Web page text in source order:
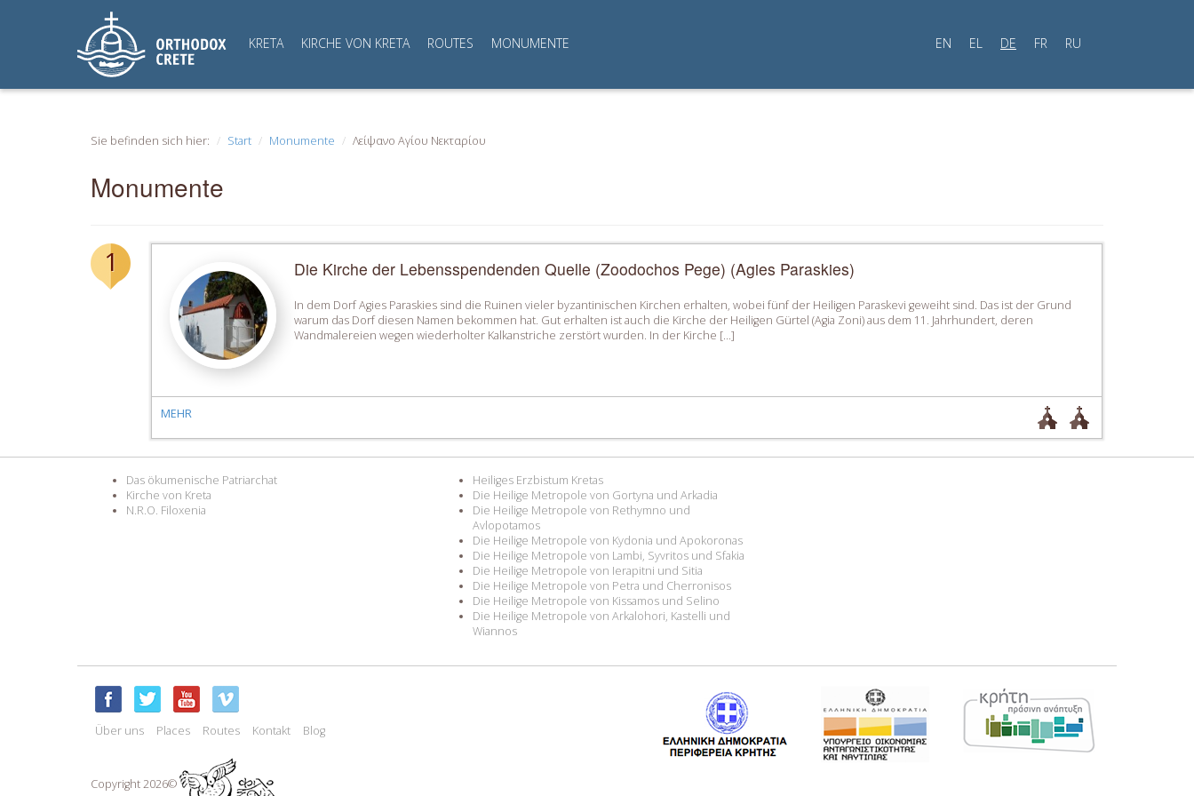
KRETA KIRCHE VON KRETA ROUTES MONUMENTE EN EL DE FR RU
Sie befinden sich hier: Start Monumente Λείψανο Αγίου Νεκταρίου
Monumente
1 Die Kirche der Lebensspendenden Quelle (Zoodochos Pege) (Agies Paraskies)
In dem Dorf Agies Paraskies sind die Ruinen vieler byzantinischen Kirchen erhalten, wobei fünf der Heiligen Paraskevi geweiht sind. Das ist der Grund
warum das Dorf diesen Namen bekommen hat. Gut erhalten ist auch die Kirche der Heiligen Gürtel (Agia Zoni) aus dem 11. Jahrhundert, deren
Wandmalereien wegen wiederholter Kalkanstriche zerstört wurden. In der Kirche […]
MEHR
Das ökumenische Patriarchat
Kirche von Kreta
N.R.O. Filoxenia
Heiliges Erzbistum Kretas
Die Heilige Metropole von Gortyna und Arkadia
Die Heilige Metropole von Rethymno und
Avlopotamos
Die Heilige Metropole von Kydonia und Apokoronas
Die Heilige Metropole von Lambi, Syvritos und Sfakia
Die Heilige Metropole von Ierapitni und Sitia
Die Heilige Metropole von Petra und Cherronisos
Die Heilige Metropole von Kissamos und Selino
Die Heilige Metropole von Arkalohori, Kastelli und
Wiannos
Über uns Places Routes Kontakt Blog
Copyright 2026©